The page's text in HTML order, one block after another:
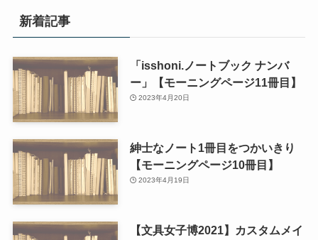
新着記事
「isshoni.ノートブック ナンバ
ー」【モーニングページ11冊目】
2023年4月20日
紳士なノート1冊目をつかいきり
【モーニングページ10冊目】
2023年4月19日
【文具女子博2021】カスタムメイ